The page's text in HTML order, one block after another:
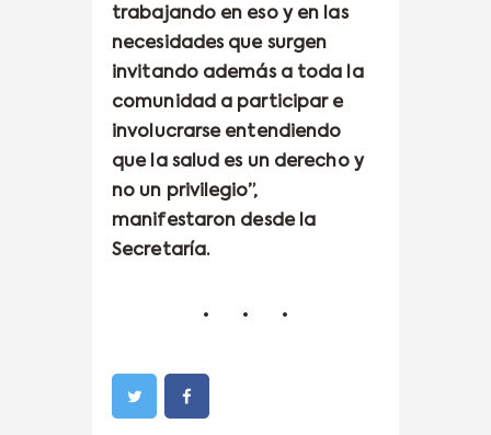
trabajando en eso y en las
necesidades que surgen
invitando además a toda la
comunidad a participar e
involucrarse entendiendo
que la salud es un derecho y
no un privilegio”,
manifestaron desde la
Secretaría.